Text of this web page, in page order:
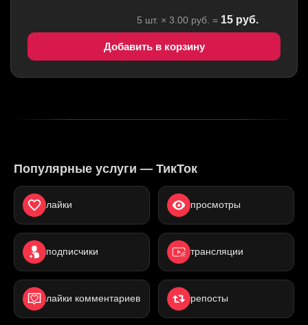
5 шт. × 3.00 руб. = 15 руб.
Добавить в корзину
Популярные услуги — ТикТок
лайки просмотры
подписчики трансляции
лайки комментариев репосты